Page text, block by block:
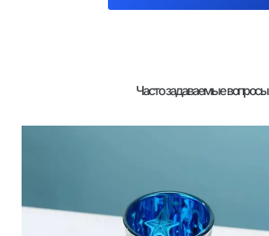
Часто задаваемые вопросы